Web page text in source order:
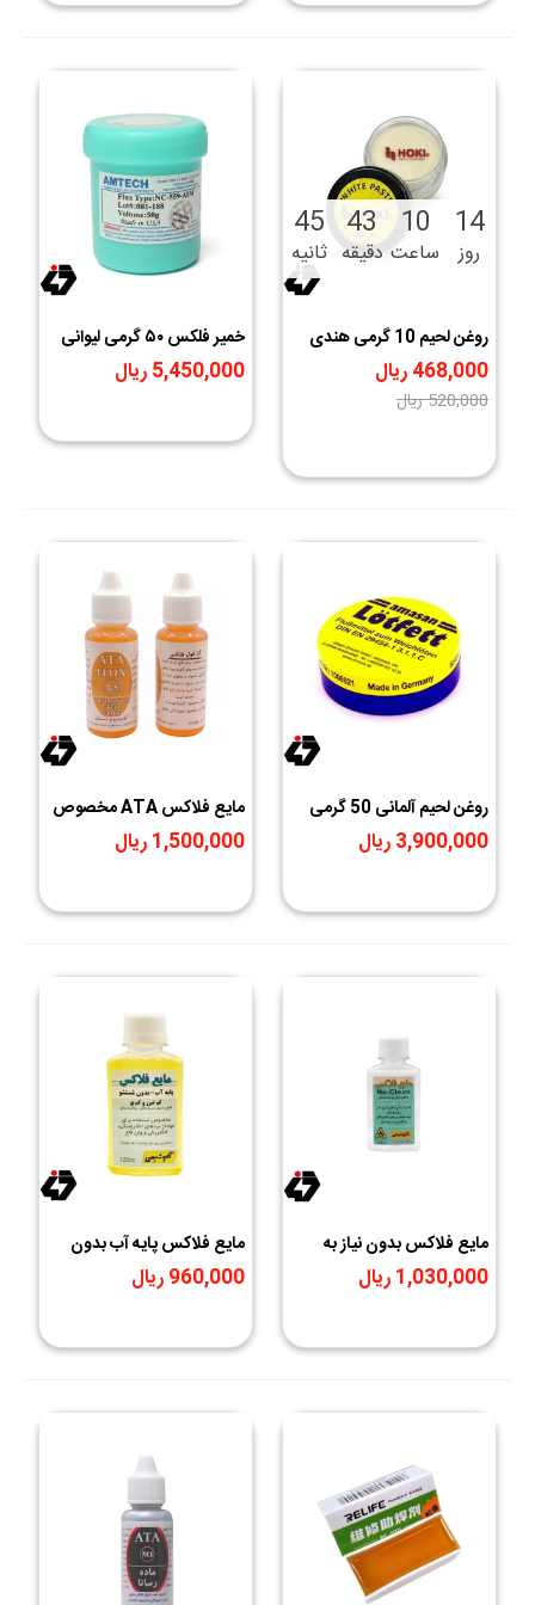
14
روز
10
ساعت
43
دقیقه
44
ثانیه
روغن لحیم 10 گرمی هندی
Hoki WF-06
468,000 ریال
520,000 ریال
خمیر فلکس ۵۰ گرمی لیوانی
AMTECH-NC-559-ASM
5,450,000 ریال
روغن لحیم آلمانی 50 گرمی
LOTFETT
3,900,000 ریال
مایع فلاکس ATA مخصوص
لحیم کاری استیل و آلومینیوم
1,500,000 ریال
مایع فلاکس بدون نیاز به
تکنوشیمی
1,030,000 ریال
مایع فلاکس پایه آب بدون
تکنوشیمی
960,000 ریال